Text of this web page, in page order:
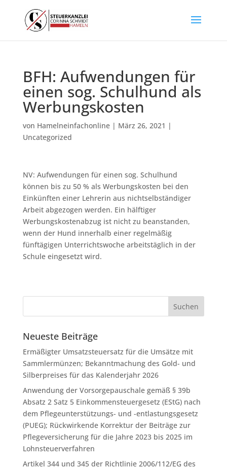
BFH: Aufwendungen für
einen sog. Schulhund als
Werbungskosten
von Hamelneinfachonline| März 26, 2021 |
Uncategorized
NV: Aufwendungen für einen sog. Schulhund
können bis zu 50 % als Werbungskosten bei den
Einkünften einer Lehrerin aus nichtselbständiger
Arbeit abgezogen werden. Ein hälftiger
Werbungskostenabzug ist nicht zu beanstanden,
wenn der Hund innerhalb einer regelmäßig
fünftägigen Unterrichtswoche arbeitstäglich in der
Schule eingesetzt wird.
Neueste Beiträge
Ermäßigter Umsatzsteuersatz für die Umsätze mit
Sammlermünzen; Bekanntmachung des Gold- und
Silberpreises für das Kalenderjahr 2026
Anwendung der Vorsorgepauschale gemäß § 39b
Absatz 2 Satz 5 Einkommensteuergesetz (EStG) nach
dem Pflegeunterstützungs- und -entlastungsgesetz
(PUEG); Rückwirkende Korrektur der Beiträge zur
Pflegeversicherung für die Jahre 2023 bis 2025 im
Lohnsteuerverfahren
Artikel 344 und 345 der Richtlinie 2006/112/EG des